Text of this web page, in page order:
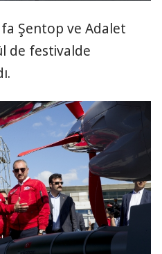
Şentop ve Adalet
de festivalde